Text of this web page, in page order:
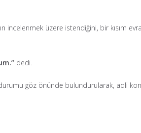
incelenmek üzere istendiğini, bir kısım
dedi.
durumu göz önünde bulundurularak, adli